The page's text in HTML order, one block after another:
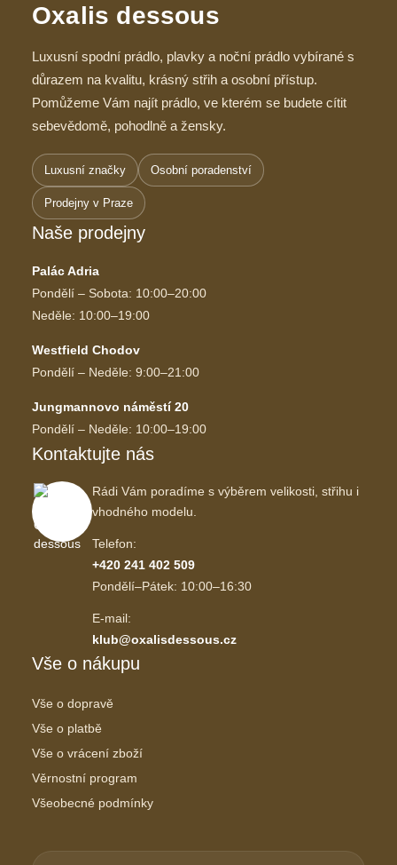
Oxalis dessous
Luxusní spodní prádlo, plavky a noční prádlo vybírané s
důrazem na kvalitu, krásný střih a osobní přístup.
Pomůžeme Vám najít prádlo, ve kterém se budete cítit
sebevědomě, pohodlně a žensky.
Luxusní značky Osobní poradenství
Prodejny v Praze
Naše prodejny
Palác Adria
Pondělí – Sobota: 10:00–20:00
Neděle: 10:00–19:00
Westfield Chodov
Pondělí – Neděle: 9:00–21:00
Jungmannovo náměstí 20
Pondělí – Neděle: 10:00–19:00
Kontaktujte nás
Rádi Vám poradíme s výběrem velikosti, střihu i
vhodného modelu.
Telefon:
+420 241 402 509
Pondělí–Pátek: 10:00–16:30
E-mail:
klub@oxalisdessous.cz
Vše o nákupu
Vše o dopravě
Vše o platbě
Vše o vrácení zboží
Věrnostní program
Všeobecné podmínky